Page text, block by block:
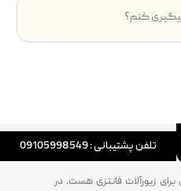
کنم؟
تلفن پشتیبانی : 09105998549
زیورآلات فانتزی هست. در